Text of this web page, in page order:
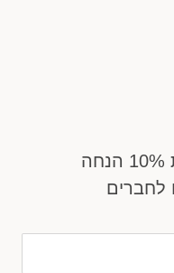
לחברים